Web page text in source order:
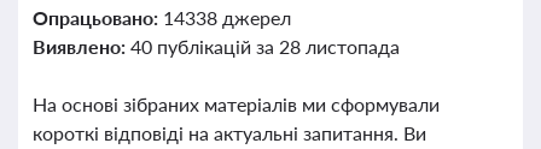
Опрацьовано: 14338 джерел
Виявлено: 40 публікацій за 28 листопада
На основі зібраних матеріалів ми сформували
короткі відповіді на актуальні запитання. Ви